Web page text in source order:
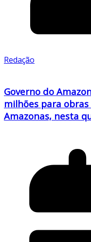
Redação
Governo do
milhões para
Amazonas, nesta